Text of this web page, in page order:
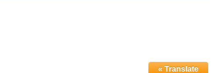
Translate »